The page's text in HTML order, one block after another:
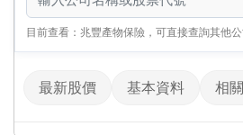
目前查看：兆豐產物保險，可直接查詢其他
最新股價 基本資料 相